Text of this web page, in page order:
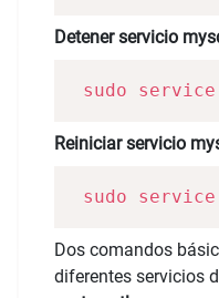
Detener servicio
sudo service
Reiniciar servicio
sudo service
Dos comandos
diferentes servicios